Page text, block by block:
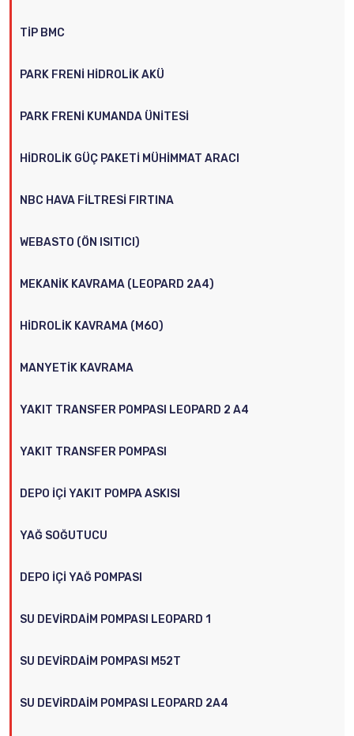
TIP BMC
PARK FRENI HIDROLIK AKÜ
PARK FRENI KUMANDA ÜNITESI
HIDROLIK GÜÇ PAKETI MÜHIMMAT ARACI
NBC HAVA FILTRESI FIRTINA
WEBASTO (ÖN ISITICI)
MEKANIK KAVRAMA (LEOPARD 2A4)
HIDROLIK KAVRAMA (M60)
MANYETIK KAVRAMA
YAKIT TRANSFER POMPASI LEOPARD 2 A4
YAKIT TRANSFER POMPASI
DEPO İÇI YAKIT POMPA ASKISI
YAĞ SOĞUTUCU
DEPO İÇI YAĞ POMPASI
SU DEVIRDAIM POMPASI LEOPARD 1
SU DEVIRDAIM POMPASI M52T
SU DEVIRDAIM POMPASI LEOPARD 2A4